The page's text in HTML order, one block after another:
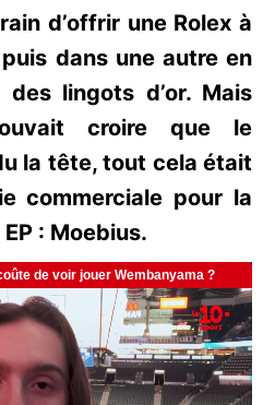
d’offrir une Rolex à
dans une autre en
lingots d’or. Mais
croire que le
la tête, tout cela était
commerciale pour la
: Moebius.